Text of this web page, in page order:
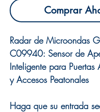
Comprar
Radar de Microondas
C09940: Sensor de
Inteligente para Puertas
y Accesos Peatonales
Haga que su entrada